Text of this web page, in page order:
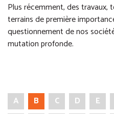
Plus récemment, des travaux,
terrains de première
questionnement de nos
mutation profonde.
A B C D E